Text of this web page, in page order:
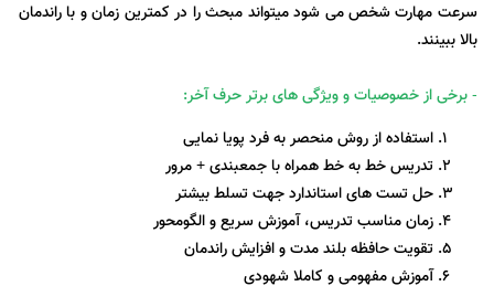
سرعت مهارت شخص می شود میتواند مبحث را در کمترین زمان و با راندمان
بالا ببینند.
- برخی از خصوصیات و ویژگی های برتر حرف آخر:
استفاده از روش منحصر به فرد پویا نمایی
تدریس خط به خط همراه با جمعبندی + مرور
حل تست های استاندارد جهت تسلط بیشتر
زمان مناسب تدریس، آموزش سریع و الگومحور
تقویت حافظه بلند مدت و افزایش راندمان
آموزش مفهومی و کاملا شهودی